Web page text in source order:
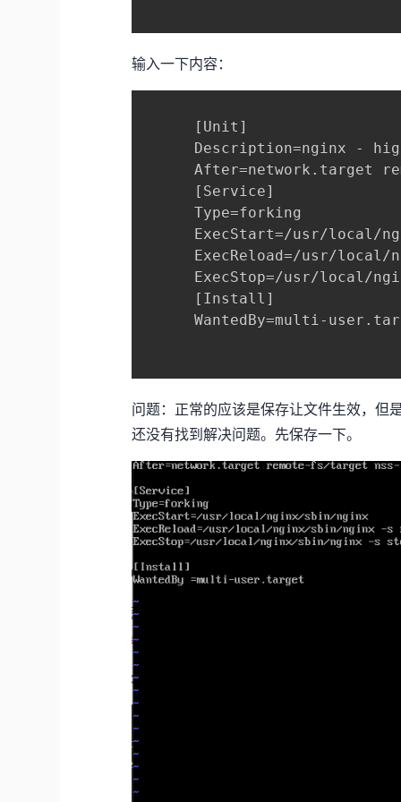
输入一下内容：
      [Unit]
Description=nginx -
After=network.target
      [Service]
      Type=forking
ExecStart=/usr/local/
ExecReload=/usr/local/
ExecStop=/usr/local/
      [Install]
WantedBy=multi-
问题：正常的应该是保存让文件生效，但
还没有找到解决问题。先保存一下。